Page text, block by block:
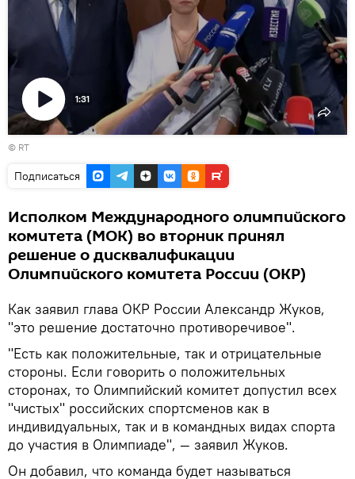
Воспроизвести
1:31
© RT
Подписаться
Исполком Международного олимпийского
комитета (МОК) во вторник принял
решение о дисквалификации
Олимпийского комитета России (ОКР)
Как заявил глава ОКР России Александр Жуков,
"это решение достаточно противоречивое".
"Есть как положительные, так и отрицательные
стороны. Если говорить о положительных
сторонах, то Олимпийский комитет допустил всех
"чистых" российских спортсменов как в
индивидуальных, так и в командных видах спорта
до участия в Олимпиаде", — заявил Жуков.
Он добавил, что команда будет называться